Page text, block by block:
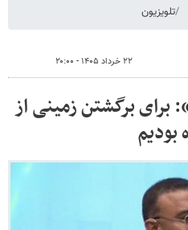
تلویزیون
۲۲ خرداد ۱۴۰۵ - ۲۰:۰۰
برای برگشتن زمینی از